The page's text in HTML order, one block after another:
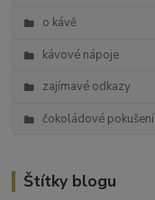
o kávě
kávové nápoje
zajímavé odkazy
čokoládové pokušení
Štítky blogu